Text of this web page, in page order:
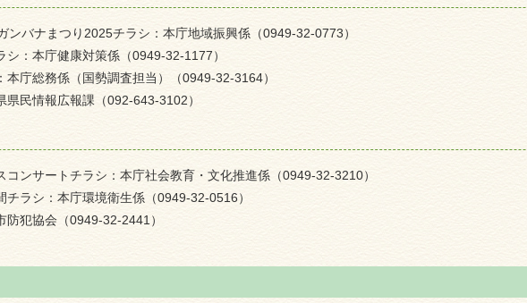
ンバナまつり2025チラシ：本庁地域振興係（0949-32-0773）
シ：本庁健康対策係（0949-32-1177）
本庁総務係（国勢調査担当）（0949-32-3164）
県民情報広報課（092-643-3102）
コンサートチラシ：本庁社会教育・文化推進係（0949-32-3210）
チラシ：本庁環境衛生係（0949-32-0516）
防犯協会（0949-32-2441）